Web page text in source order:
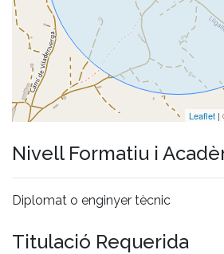
Leaflet |
Nivell Formatiu i
Diplomat o enginyer tècnic
Titulació Requerida